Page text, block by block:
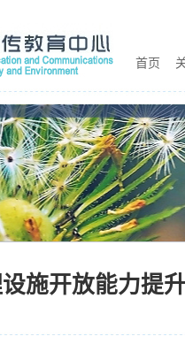
首页
施开放能力提